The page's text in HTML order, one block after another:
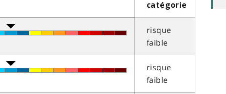
catégorie
risque
faible
risque
faible